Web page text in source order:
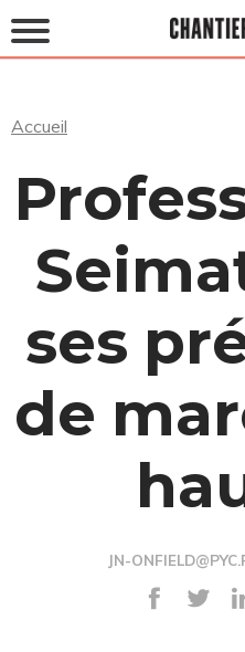
Accueil
ses
de
JN-